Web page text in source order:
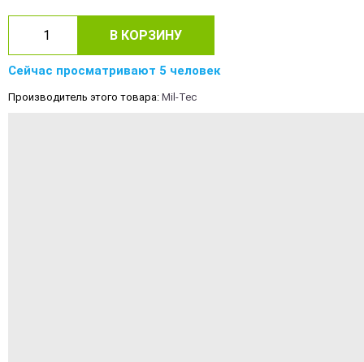
В КОРЗИНУ
Сейчас просматривают 5 человек
Производитель этого товара: Mil-Tec